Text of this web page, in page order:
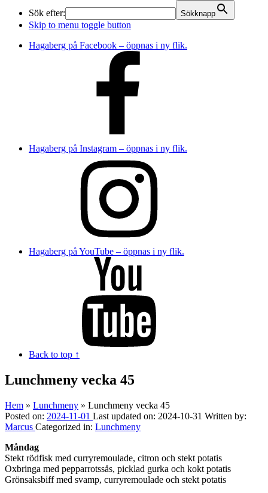
Sök efter:
Sökknapp
Skip to menu toggle button
Hagaberg på Facebook – öppnas i ny flik.
Hagaberg på Instagram – öppnas i ny flik.
Hagaberg på YouTube – öppnas i ny flik.
Back to top ↑
Lunchmeny vecka 45
Hem » Lunchmeny » Lunchmeny vecka 45
Posted on: 2024-11-01 Last updated on: 2024-10-31 Written by:
Marcus Categorized in: Lunchmeny
Måndag
Stekt rödfisk med curryremoulade, citron och stekt potatis
Oxbringa med pepparrotssås, picklad gurka och kokt potatis
Grönsaksbiff med svamp, curryremoulade och stekt potatis